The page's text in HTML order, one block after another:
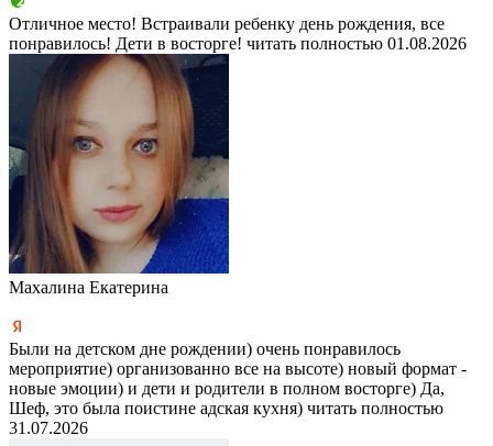
Отличное место! Встраивали ребенку день рождения, все
понравилось! Дети в восторге! читать полностью 01.08.2026
Махалина Екатерина
Были на детском дне рождении) очень понравилось
мероприятие) организованно все на высоте) новый формат -
новые эмоции) и дети и родители в полном восторге) Да,
Шеф, это была поистине адская кухня) читать полностью
31.07.2026